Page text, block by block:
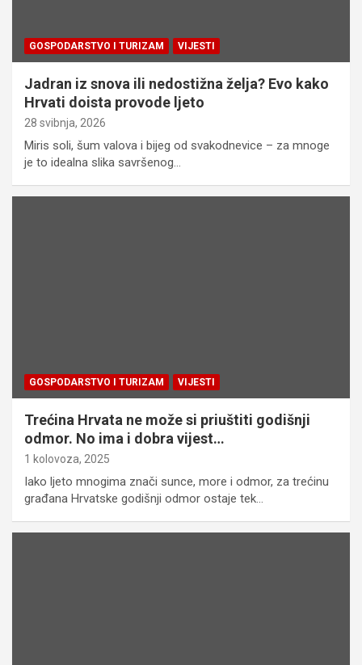
GOSPODARSTVO I TURIZAM VIJESTI
Jadran iz snova ili nedostižna želja? Evo kako
Hrvati doista provode ljeto
28 svibnja, 2026
Miris soli, šum valova i bijeg od svakodnevice – za mnoge
je to idealna slika savršenog…
GOSPODARSTVO I TURIZAM VIJESTI
Trećina Hrvata ne može si priuštiti godišnji
odmor. No ima i dobra vijest…
1 kolovoza, 2025
Iako ljeto mnogima znači sunce, more i odmor, za trećinu
građana Hrvatske godišnji odmor ostaje tek…